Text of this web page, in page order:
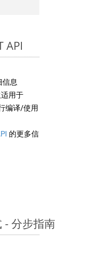
API
息
用于
编译/使用
的更多信
- 分步指南